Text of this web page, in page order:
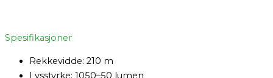
Spesifikasjoner
Rekkevidde: 210 m